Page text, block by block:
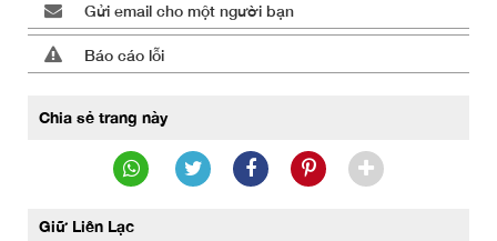
Gửi email cho một người bạn
Báo cáo lỗi
Chia sẻ trang này
Giữ Liên Lạc